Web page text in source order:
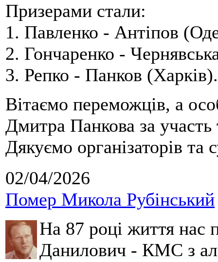
Призерами стали:
1. Павленко - Антіпов
2. Гончаренко -
3. Репко - Панков (Харків).
Вітаємо переможців, а
Дмитра Панкова за
Дякуємо організаторів та
02/04/2026
Помер Микола Рубінський
На 87 році життя нас
Данилович - КМС з